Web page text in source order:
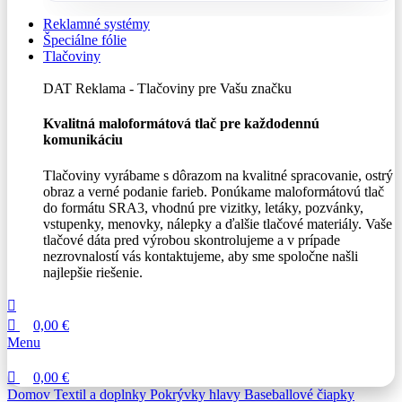
Reklamné systémy
Špeciálne fólie
Tlačoviny
DAT Reklama - Tlačoviny pre Vašu značku
Kvalitná maloformátová tlač pre každodennú
komunikáciu
Tlačoviny vyrábame s dôrazom na kvalitné spracovanie, ostrý
obraz a verné podanie farieb. Ponúkame maloformátovú tlač
do formátu SRA3, vhodnú pre vizitky, letáky, pozvánky,
vstupenky, menovky, nálepky a ďalšie tlačové materiály. Vaše
tlačové dáta pred výrobou skontrolujeme a v prípade
nezrovnalostí vás kontaktujeme, aby sme spoločne našli
najlepšie riešenie.
0,00 €
Menu
0,00 €
Domov Textil a doplnky Pokrývky hlavy Baseballové čiapky